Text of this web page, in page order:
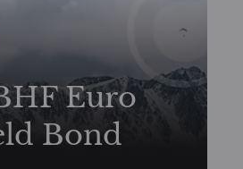
Euro
Bond